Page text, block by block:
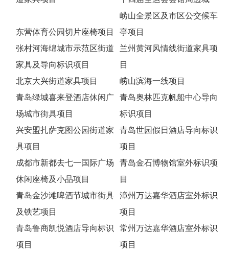
东营体育公园切片座椅项目
崂山全景区及市区公交候车
亭项目
张村河海绵城市示范区街道
家具及导向标识项目
兰州黄河风情线街道家具项
目
北京大兴街道家具项目
崂山滨海一线项目
青岛绿城喜来登酒店休闲广
场城市街具项目
青岛奥林匹克帆船中心导向
标识项目
兴安盟扎萨克图公园街道家
具项目
青岛世园假日酒店导向标识
项目
成都市新都去七一国际广场
休闲座椅及小品项目
青岛金石博物馆室外标识项
目
青岛金沙滩啤酒节城市街具
及铁艺项目
漳州万达嘉华酒店室外标识
项目
青岛鲁商凯悦酒店导向标识
项目
常州万达嘉华酒店室外标识
项目